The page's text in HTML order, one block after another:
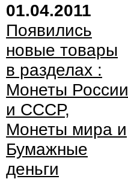
01.04.2011
Появились
новые товары
в разделах :
Монеты России
и СССР,
Монеты мира и
Бумажные
деньги